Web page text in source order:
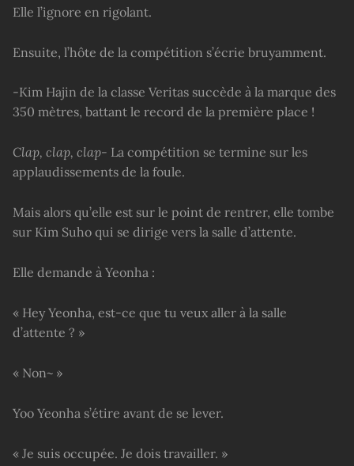
Elle l’ignore en rigolant.
Ensuite, l’hôte de la compétition s’écrie bruyamment.
-Kim Hajin de la classe Veritas succède à la marque des
350 mètres, battant le record de la première place !
Clap, clap, clap- La compétition se termine sur les
applaudissements de la foule.
Mais alors qu’elle est sur le point de rentrer, elle tombe
sur Kim Suho qui se dirige vers la salle d’attente.
Elle demande à Yeonha :
« Hey Yeonha, est-ce que tu veux aller à la salle
d’attente ? »
« Non~ »
Yoo Yeonha s’étire avant de se lever.
« Je suis occupée. Je dois travailler. »